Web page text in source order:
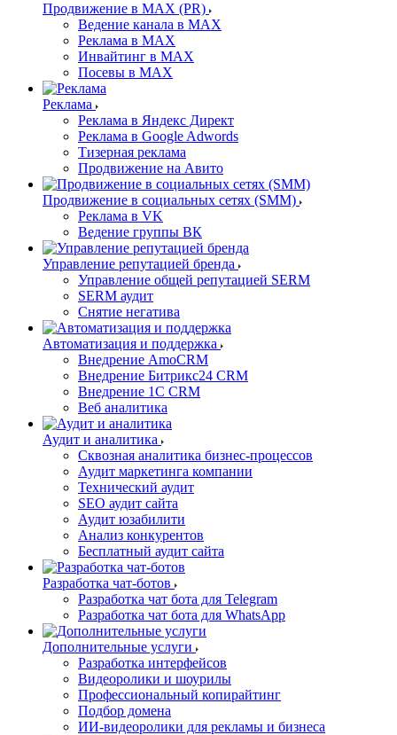
Продвижение в MAX (PR)
Ведение канала в MAX
Реклама в MAX
Инвайтинг в MAX
Посевы в MAX
Реклама
Реклама в Яндекс Директ
Реклама в Google Adwords
Тизерная реклама
Продвижение на Авито
Продвижение в социальных сетях (SMM)
Реклама в VK
Ведение группы ВК
Управление репутацией бренда
Управление общей репутацией SERM
SERM аудит
Снятие негатива
Автоматизация и поддержка
Внедрение AmoCRM
Внедрение Битрикс24 CRM
Внедрение 1C CRM
Веб аналитика
Аудит и аналитика
Сквозная аналитика бизнес-процессов
Аудит маркетинга компании
Технический аудит
SEO аудит сайта
Аудит юзабилити
Анализ конкурентов
Бесплатный аудит сайта
Разработка чат-ботов
Разработка чат бота для Telegram
Разработка чат бота для WhatsApp
Дополнительные услуги
Разработка интерфейсов
Видеоролики и шоурилы
Профессиональный копирайтинг
Подбор домена
ИИ-видеоролики для рекламы и бизнеса